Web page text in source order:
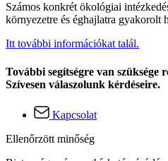
Számos konkrét ökológiai
környezetre és éghajlatra gyakorolt
Itt további információkat talál.
További segítségre van szüksége
Szívesen válaszolunk kérdéseire.
Kapcsolat
Ellenőrzött minőség